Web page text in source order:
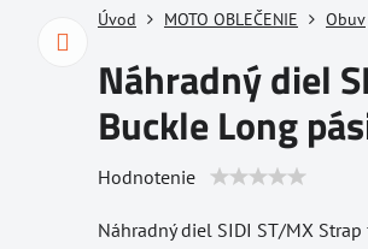
Úvod MOTO OBLEČENIE Obuv
Náhradný diel
Buckle Long
Hodnotenie
Náhradný diel SIDI ST/MX